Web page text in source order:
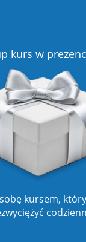
kurs w
kursem,